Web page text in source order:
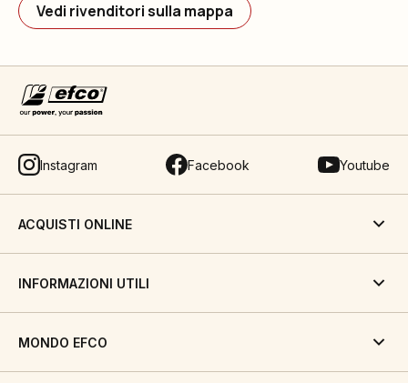
Vedi rivenditori sulla mappa
Instagram Facebook Youtube
ACQUISTI ONLINE
INFORMAZIONI UTILI
MONDO EFCO